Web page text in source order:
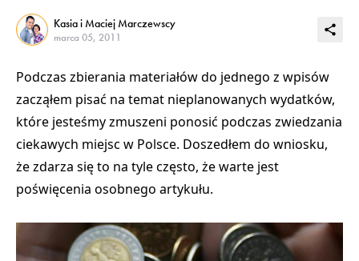
Kasia i Maciej Marczewscy
marca 05, 2011
Podczas zbierania materiałów do jednego z wpisów
zacząłem pisać na temat nieplanowanych wydatków,
które jesteśmy zmuszeni ponosić podczas zwiedzania
ciekawych miejsc w Polsce. Doszedłem do wniosku,
że zdarza się to na tyle często, że warte jest
poświęcenia osobnego artykułu.